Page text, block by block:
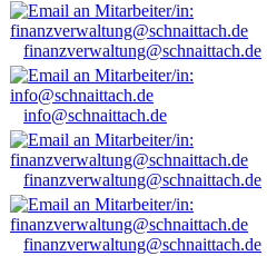
finanzverwaltung@schnaittach.de
info@schnaittach.de
finanzverwaltung@schnaittach.de
finanzverwaltung@schnaittach.de